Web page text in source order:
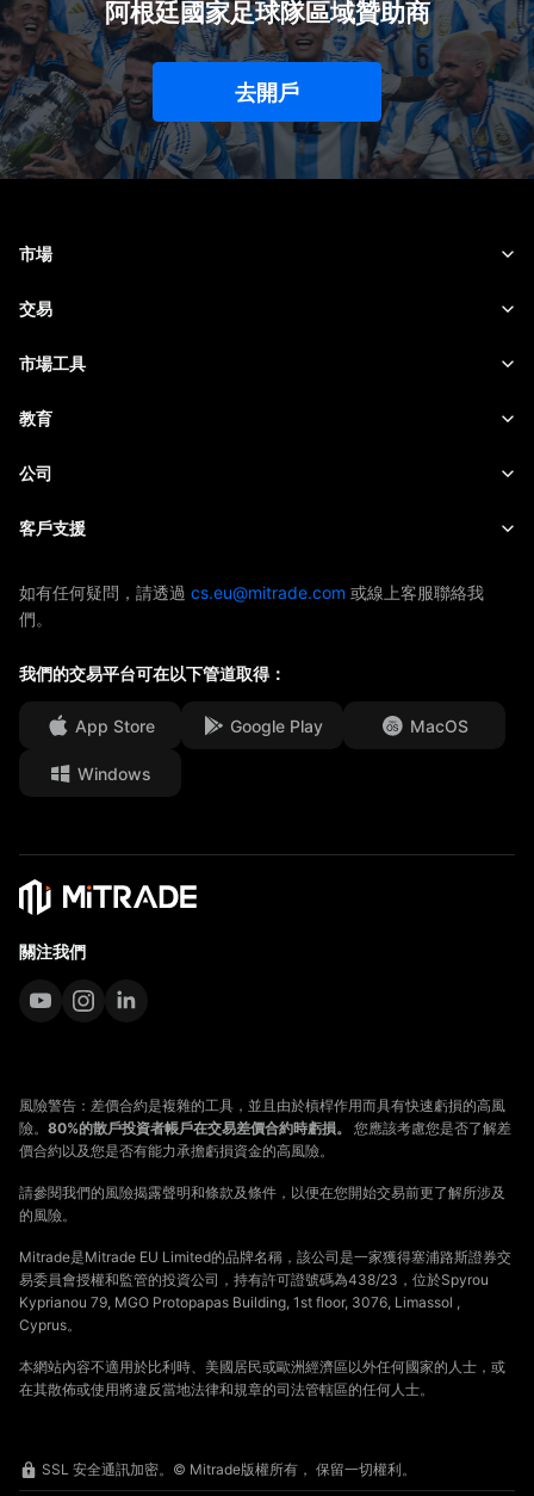
阿根廷國家足球隊區域贊助商
去開戶
市場
外匯
商品
交易
交易平台
風險管理
市場工具
財經日曆
即時新聞
教育
快速入門
EBook
公司
關於Mitrade
獎項及榮譽
媒體中心
工作機會
法律文件
客戶支援
幫助中心
常見問題
如有任何疑問，請透過 cs.eu@mitrade.com 或線上客服聯絡我
們。
我們的交易平台可在以下管道取得：
App Store Google Play MacOS
Windows
關注我們
風險警告：差價合約是複雜的工具，並且由於槓桿作用而具有快速虧損的高風
險。 80%的散戶投資者帳戶在交易差價合約時虧損。
您應該考慮您是否了解差
價合約以及您是否有能力承擔虧損資金的高風險。
請參閱我們的風險揭露聲明和條款及條件，以便在您開始交易前更了解所涉及
的風險。
Mitrade是Mitrade EU Limited的品牌名稱，該公司是一家獲得塞浦路斯證券交
易委員會授權和監管的投資公司，持有許可證號碼為438/23，位於Spyrou
Kyprianou 79, MGO Protopapas Building, 1st floor, 3076, Limassol ,
Cyprus。
本網站內容不適用於比利時、美國居民或歐洲經濟區以外任何國家的人士，或
在其散佈或使用將違反當地法律和規章的司法管轄區的任何人士。
SSL 安全通訊加密。© Mitrade版權所有， 保留一切權利。